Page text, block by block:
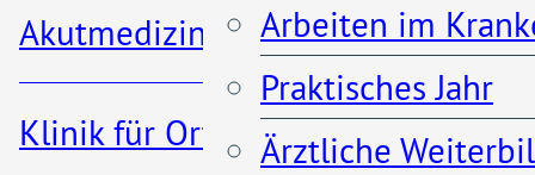
Akutmedizin
Klinik für Orthopädie, Unfall-
Arbeiten im
Praktisches Jahr
Ärztliche
Informationen